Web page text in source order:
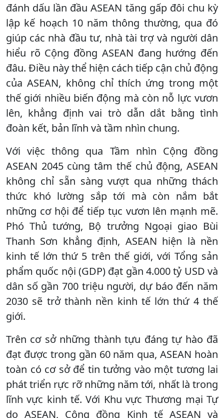
đánh dấu lần đầu ASEAN tăng gấp đôi chu kỳ
lập kế hoạch 10 năm thông thường, qua đó
giúp các nhà đầu tư, nhà tài trợ và người dân
hiểu rõ Cộng đồng ASEAN đang hướng đến
đâu. Điều này thể hiện cách tiếp cận chủ động
của ASEAN, không chỉ thích ứng trong một
thế giới nhiều biến động mà còn nỗ lực vươn
lên, khẳng định vai trò dẫn dắt bằng tình
đoàn kết, bản lĩnh và tầm nhìn chung.
Với việc thông qua Tầm nhìn Cộng đồng
ASEAN 2045 cùng tâm thế chủ động, ASEAN
không chỉ sẵn sàng vượt qua những thách
thức khó lường sắp tới mà còn nắm bắt
những cơ hội để tiếp tục vươn lên mạnh mẽ.
Phó Thủ tướng, Bộ trưởng Ngoại giao Bùi
Thanh Sơn khẳng định, ASEAN hiện là nền
kinh tế lớn thứ 5 trên thế giới, với Tổng sản
phẩm quốc nội (GDP) đạt gần 4.000 tỷ USD và
dân số gần 700 triệu người, dự báo đến năm
2030 sẽ trở thành nền kinh tế lớn thứ 4 thế
giới.
Trên cơ sở những thành tựu đáng tự hào đã
đạt được trong gần 60 năm qua, ASEAN hoàn
toàn có cơ sở để tin tưởng vào một tương lai
phát triển rực rỡ những năm tới, nhất là trong
lĩnh vực kinh tế. Với Khu vực Thương mại Tự
do ASEAN, Cộng đồng Kinh tế ASEAN và